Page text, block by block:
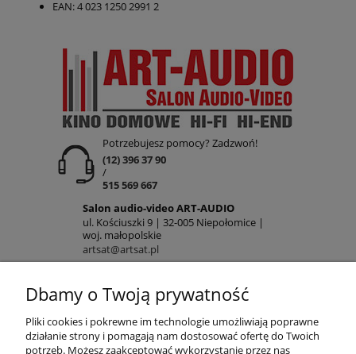
EAN: 4 023 1250 2991 2
Potrzebujesz pomocy? Zadzwoń!
(12) 396 37 90
/
515 569 667
Salon audio-video ART-AUDIO
ul. Kościuszki 9 | 32-005 Niepołomice |
woj. małopolskie
artsat@artsat.pl
NIP: 6782225502 | REGON: 120645712
POMOC
Dbamy o Twoją prywatność
Pliki cookies i pokrewne im technologie umożliwiają poprawne
działanie strony i pomagają nam dostosować ofertę do Twoich
potrzeb. Możesz zaakceptować wykorzystanie przez nas